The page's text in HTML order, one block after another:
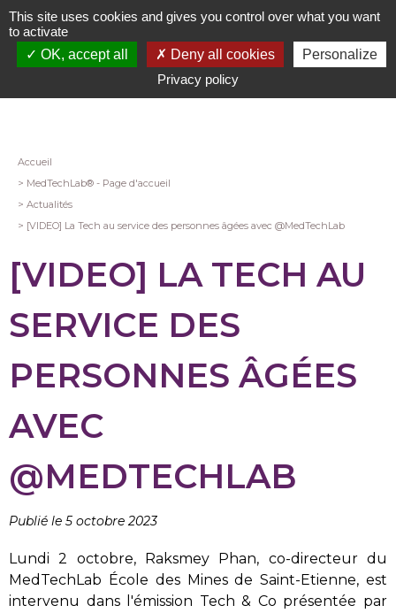
Aller
au
contenu
Fil
d'Ariane
Accueil
MedTechLab® - Page d'accueil
Actualités
[VIDEO] La Tech au service des personnes âgées avec @MedTechLab
[VIDEO] LA TECH AU
SERVICE DES
PERSONNES ÂGÉES
AVEC
@MEDTECHLAB
Publié le 5 octobre 2023
Lundi 2 octobre, Raksmey Phan, co-directeur du
MedTechLab École des Mines de Saint-Etienne, est
intervenu dans l'émission Tech & Co présentée par
This site uses cookies and gives you control over what you want
to activate
OK, accept all
Deny all cookies
Personalize
Privacy policy